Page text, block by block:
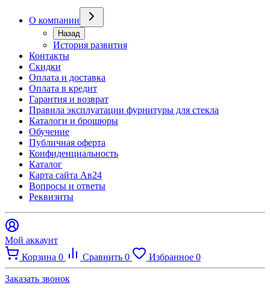
О компании
Назад
История развития
Контакты
Скидки
Оплата и доставка
Оплата в кредит
Гарантия и возврат
Правила эксплуатации фурнитуры для стекла
Каталоги и брошюры
Обучение
Публичная оферта
Конфиденциальность
Каталог
Карта сайта Ав24
Вопросы и ответы
Реквизиты
Мой аккаунт
Корзина 0 Сравнить 0 Избранное 0
Заказать звонок